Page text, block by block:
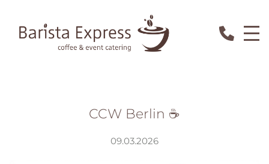
CCW Berlin ☕
09.03.2026